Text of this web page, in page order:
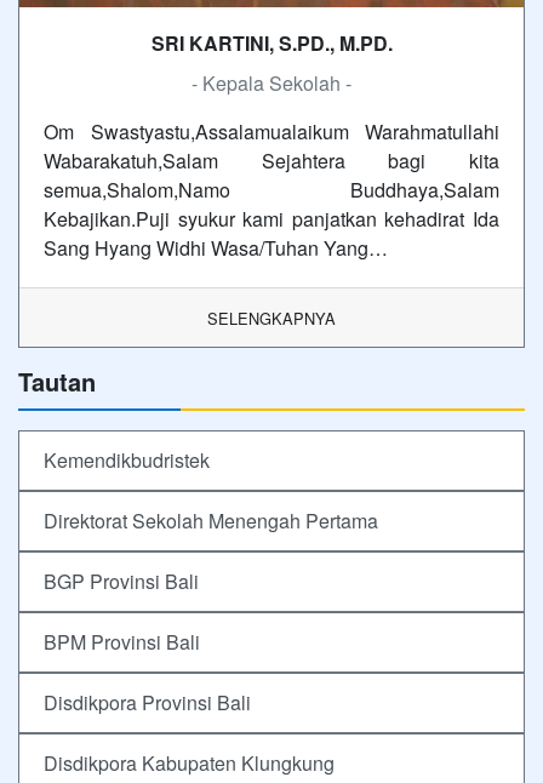
SRI KARTINI, S.PD., M.PD.
- Kepala Sekolah -
Om Swastyastu,Assalamualaikum Warahmatullahi
Wabarakatuh,Salam Sejahtera bagi kita
semua,Shalom,Namo Buddhaya,Salam
Kebajikan.Puji syukur kami panjatkan kehadirat Ida
Sang Hyang Widhi Wasa/Tuhan Yang…
SELENGKAPNYA
Tautan
Kemendikbudristek
Direktorat Sekolah Menengah Pertama
BGP Provinsi Bali
BPM Provinsi Bali
Disdikpora Provinsi Bali
Disdikpora Kabupaten Klungkung